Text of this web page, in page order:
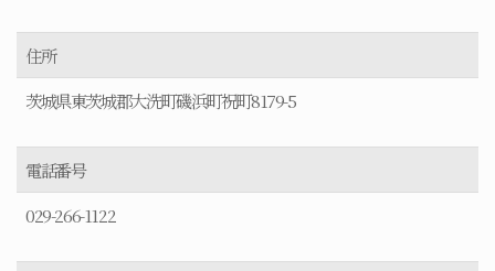
住所
茨城県東茨城郡大洗町磯浜町祝町8179-5
電話番号
029-266-1122